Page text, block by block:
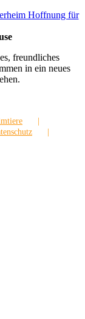
freundliches
in ein neues